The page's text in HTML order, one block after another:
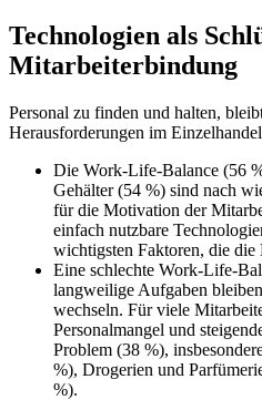
Technologien als
Mitarbeiterbindung
Personal zu finden und halten,
Herausforderungen im
Die Work-Life-Balance (56
Gehälter (54 %) sind nach
für die Motivation der
einfach nutzbare
wichtigsten Faktoren, die die
Eine schlechte Work-Life-
langweilige Aufgaben
wechseln. Für viele
Personalmangel und
Problem (38 %),
%), Drogerien und
%).